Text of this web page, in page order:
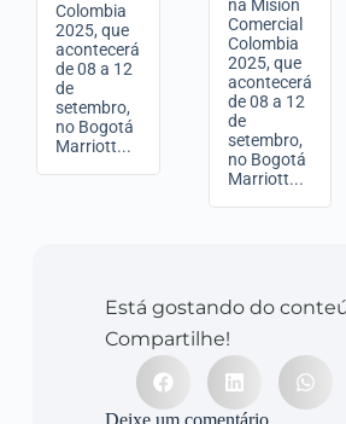
Colombia
2025, que
acontecerá
de 08 a 12
de
setembro,
no Bogotá
Marriott...
na Misión
Comercial
Colombia
2025, que
acontecerá
de 08 a 12
de
setembro,
no Bogotá
Marriott...
Está gostando do
Compartilhe!
Deixe um comentário